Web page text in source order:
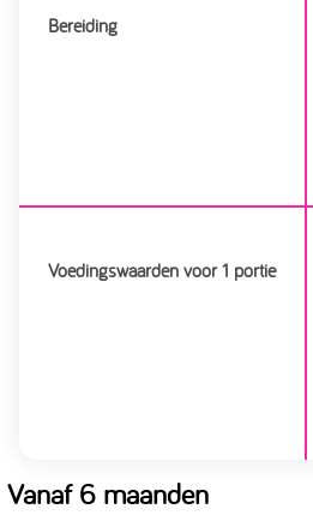
Bereiding
Voedingswaarden voor 1 portie
Vanaf 6 maanden